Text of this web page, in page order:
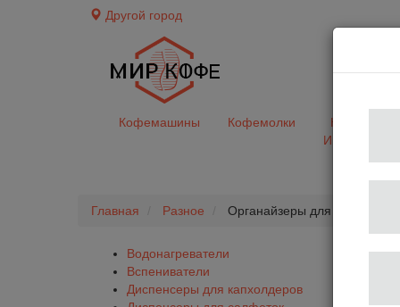
Другой город
Кофемашины Кофемолки
Кофе&Чай
Ингредиенты
Главная Разное Органайзеры для стаканов
Водонагреватели
Вспениватели
Диспенсеры для капхолдеров